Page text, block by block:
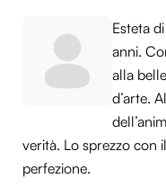
Esteta
anni.
alla
d’arte.
verità. Lo sprezzo con
perfezione.